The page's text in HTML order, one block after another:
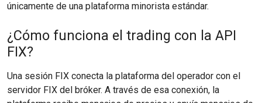
únicamente de una plataforma minorista estándar.
¿Cómo funciona el trading con la API
FIX?
Una sesión FIX conecta la plataforma del operador con el
servidor FIX del bróker. A través de esa conexión, la